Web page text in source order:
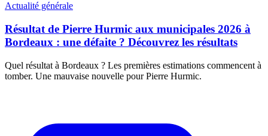
Actualité générale
Résultat de Pierre Hurmic aux municipales 2026 à
Bordeaux : une défaite ? Découvrez les résultats
Quel résultat à Bordeaux ? Les premières estimations commencent à
tomber. Une mauvaise nouvelle pour Pierre Hurmic.